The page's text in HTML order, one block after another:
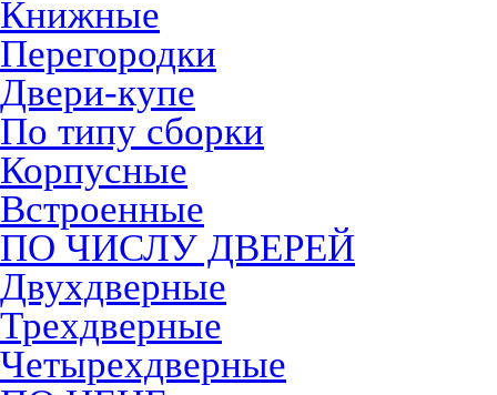
Книжные
Перегородки
Двери-купе
По типу сборки
Корпусные
Встроенные
ПО ЧИСЛУ ДВЕРЕЙ
Двухдверные
Трехдверные
Четырехдверные